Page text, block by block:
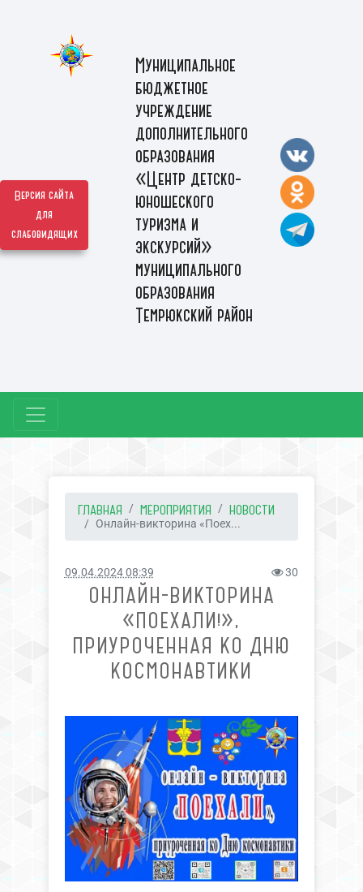
Версия сайта
для
слабовидящих
Муниципальное
бюджетное
учреждение
дополнительного
образования
«Центр детско-
юношеского
туризма и
экскурсий»
муниципального
образования
Темрюкский район
ГЛАВНАЯ МЕРОПРИЯТИЯ НОВОСТИ
Онлайн-викторина «Поех...
09.04.2024 08:39 30
ОНЛАЙН-ВИКТОРИНА
«ПОЕХАЛИ!»,
ПРИУРОЧЕННАЯ КО ДНЮ
КОСМОНАВТИКИ